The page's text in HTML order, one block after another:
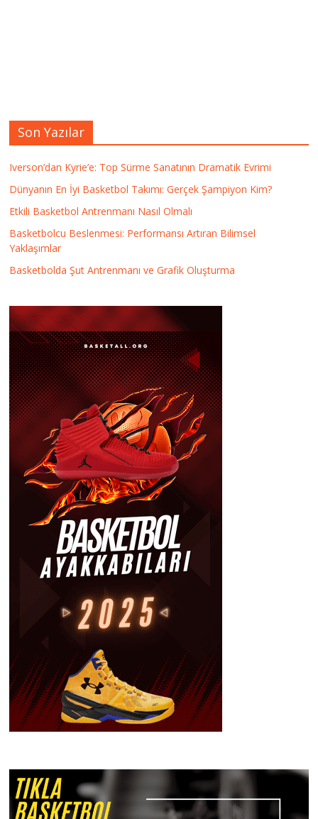
Son Yazılar
Iverson’dan Kyrie’e: Top Sürme Sanatının Dramatik Evrimi
Dünyanın En İyi Basketbol Takımı: Gerçek Şampiyon Kim?
Etkili Basketbol Antrenmanı Nasıl Olmalı
Basketbolcu Beslenmesi: Performansı Artıran Bilimsel
Yaklaşımlar
Basketbolda Şut Antrenmanı ve Grafik Oluşturma